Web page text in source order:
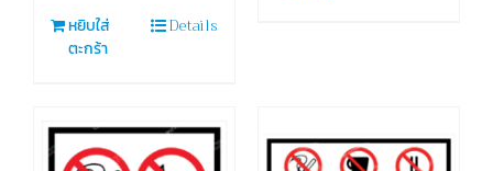
หยิบใส่
ตะกร้า
Details